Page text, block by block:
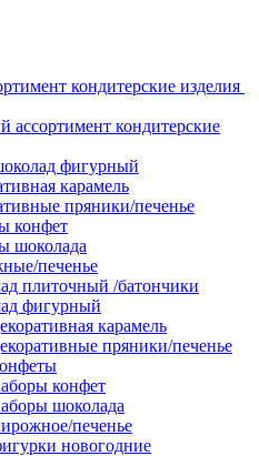
кондитерские изделия
ассортимент кондитерские
фигурный
карамель
пряники/печенье
конфет
шоколада
печенье
плиточный /батончики
фигурный
карамель
пряники/печенье
конфет
шоколада
печенье
новогодние